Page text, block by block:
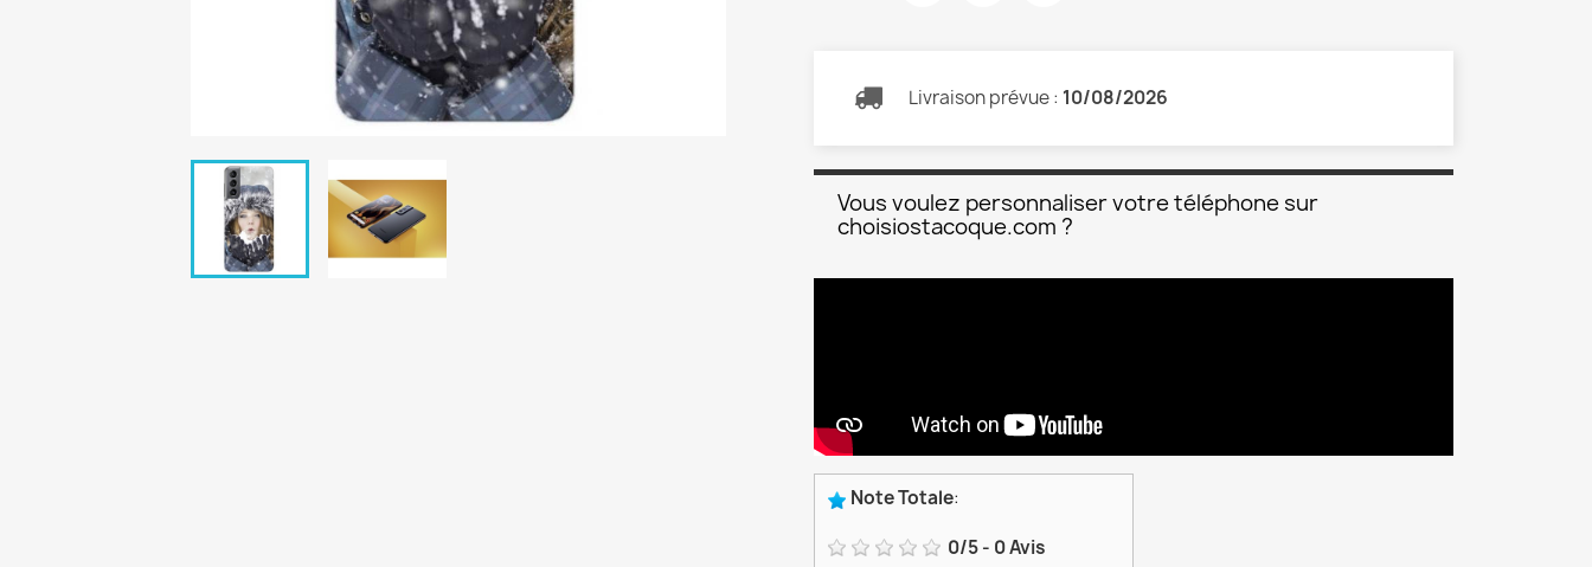
Livraison prévue : 10/08/2026
Vous voulez personnaliser votre téléphone sur
choisiostacoque.com ?
Note Totale:
0/5- 0Avis